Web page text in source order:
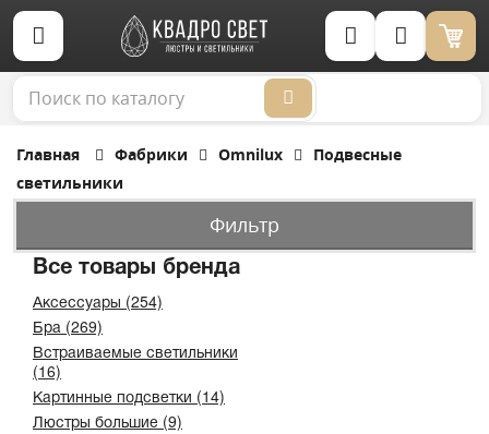
Корзина (0)
Главная Фабрики Omnilux
Подвесные
светильники
Фильтр
Все товары бренда
Аксессуары (254)
Бра (269)
Встраиваемые светильники
(16)
Картинные подсветки (14)
Люстры большие (9)